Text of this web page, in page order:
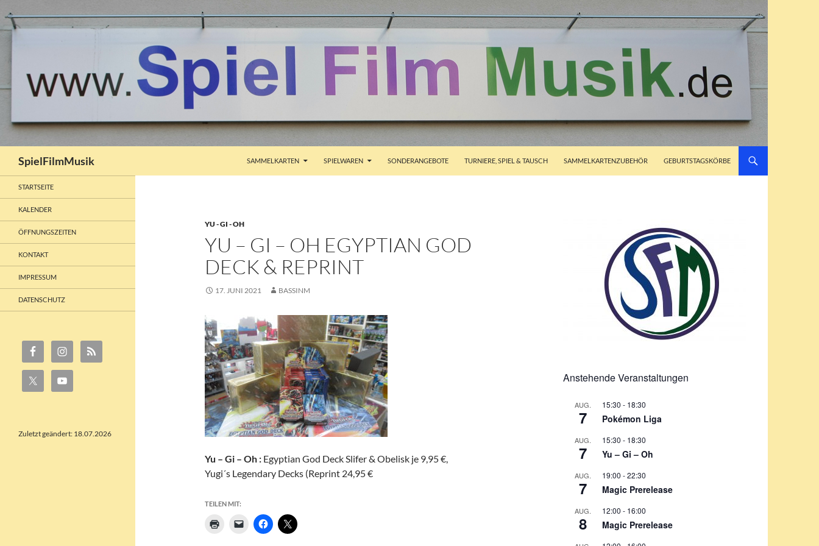
SpielFilmMusik
SAMMELKARTEN
SPIELWAREN SONDERANGEBOTE TURNIERE, SPIEL & TAUSCH SAMMELKARTENZUBEHÖR GEBURTSTAGSKÖRBE
YU - GI - OH
YU – GI – OH EGYPTIAN GOD
DECK & REPRINT
17. JUNI 2021 BASSINM
Yu – Gi – Oh : Egyptian God Deck Slifer & Obelisk je 9,95 €,
Yugi´s Legendary Decks (Reprint 24,95 €
TEILEN MIT:
Anstehende Veranstaltungen
AUG.
7
15:30 - 18:30
Pokémon Liga
AUG.
7
15:30 - 18:30
Yu – Gi – Oh
AUG.
7
19:00 -22:30
Magic Prerelease
AUG.
8
12:00 - 16:00
Magic Prerelease
STARTSEITE
KALENDER
ÖFFNUNGSZEITEN
KONTAKT
IMPRESSUM
DATENSCHUTZ
Zuletzt geändert: 18.07.2026